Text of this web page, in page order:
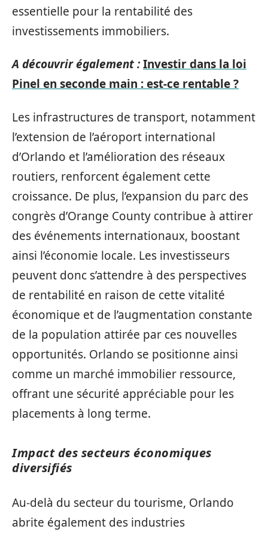
essentielle pour la rentabilité des
investissements immobiliers.
A découvrir également :Investir dans la loi
Pinel en seconde main : est-ce rentable ?
Les infrastructures de transport, notamment
l’extension de l’aéroport international
d’Orlando et l’amélioration des réseaux
routiers, renforcent également cette
croissance. De plus, l’expansion du parc des
congrès d’Orange County contribue à attirer
des événements internationaux, boostant
ainsi l’économie locale. Les investisseurs
peuvent donc s’attendre à des perspectives
de rentabilité en raison de cette vitalité
économique et de l’augmentation constante
de la population attirée par ces nouvelles
opportunités. Orlando se positionne ainsi
comme un marché immobilier ressource,
offrant une sécurité appréciable pour les
placements à long terme.
Impact des secteurs économiques
diversifiés
Au-delà du secteur du tourisme, Orlando
abrite également des industries